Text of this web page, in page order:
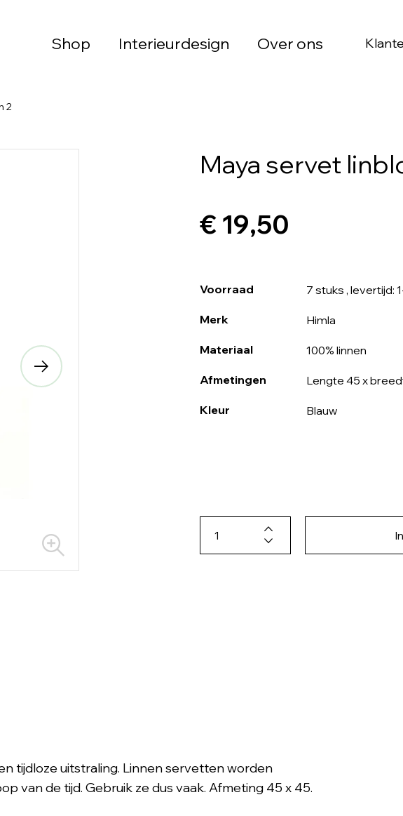
Shop Interieurdesign Over ons
2
Maya servet
€ 19,50
Voorraad 7 stuks , levertijd:
Merk Himla
Materiaal 100% linnen
Afmetingen Lengte 45 x
Kleur Blauw
tijdloze uitstraling. Linnen servetten worden
van de tijd. Gebruik ze dus vaak. Afmeting 45 x 45.